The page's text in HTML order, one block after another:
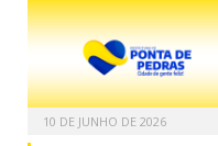
10 DE JUNHO DE 2026